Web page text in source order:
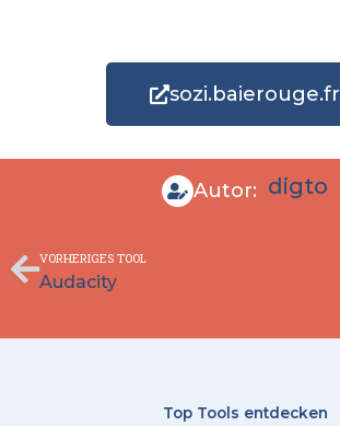
sozi.baierouge.fr
Autor: digto
VORHERIGES TOOL
Audacity
Top Tools entdecken